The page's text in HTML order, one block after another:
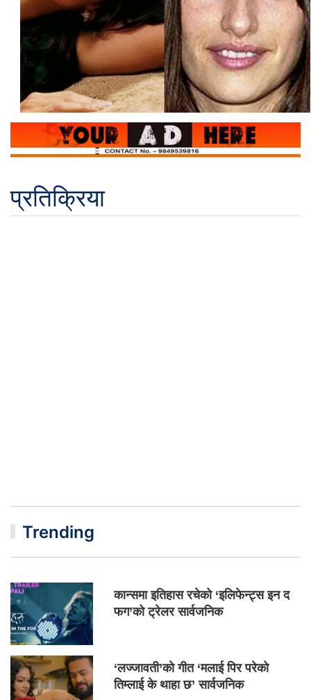
प्रतिक्रिया
Trending
कान्समा इतिहास रचेको ‘इलिफेन्ट्स इन द
फग’को ट्रेलर सार्वजनिक
‘लज्जावती’को गीत ‘मलाई पिर परेको
तिम्लाई के थाहा छ’ सार्वजनिक